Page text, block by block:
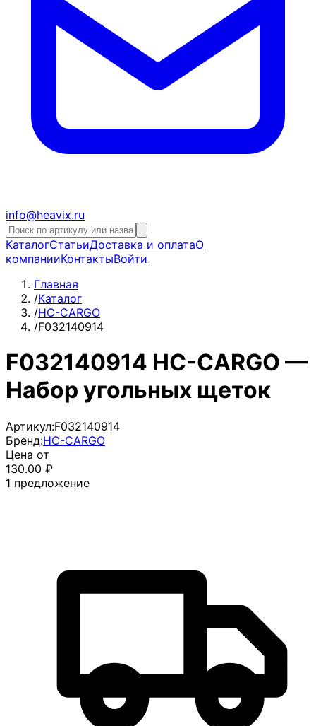
info@heavix.ru
КаталогСтатьиДоставка и оплатаО
компанииКонтактыВойти
Главная
/Каталог
/HC-CARGO
/F032140914
F032140914 HC-CARGO —
Набор угольных щеток
Артикул:F032140914
Бренд:HC-CARGO
Цена от
130.00 ₽
1 предложение